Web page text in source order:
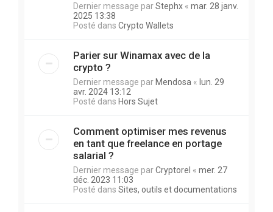
Dernier message parStephx « mar. 28 janv.
2025 13:38
Posté dans Crypto Wallets
Parier sur Winamax avec de la
crypto ?
Dernier message parMendosa « lun. 29
avr. 2024 13:12
Posté dans Hors Sujet
Comment optimiser mes revenus
en tant que freelance en portage
salarial ?
Dernier message parCryptorel « mer. 27
déc. 2023 11:03
Posté dans Sites, outils et documentations